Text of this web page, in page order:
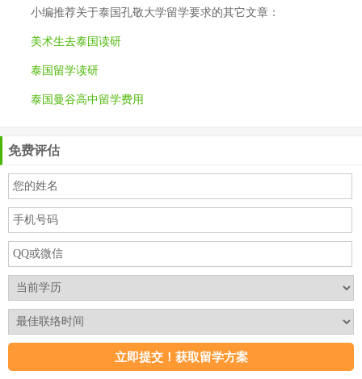
小编推荐关于泰国孔敬大学留学要求的其它文章：
美术生去泰国读研
泰国留学读研
泰国曼谷高中留学费用
免费评估